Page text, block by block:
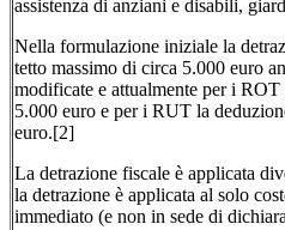
assistenza di anziani e disabili,
Nella formulazione iniziale la
tetto massimo di circa 5.000 euro
modificate e attualmente per i
5.000 euro e per i RUT la
euro.[2]
La detrazione fiscale è applicata
la detrazione è applicata al solo
immediato (e non in sede di